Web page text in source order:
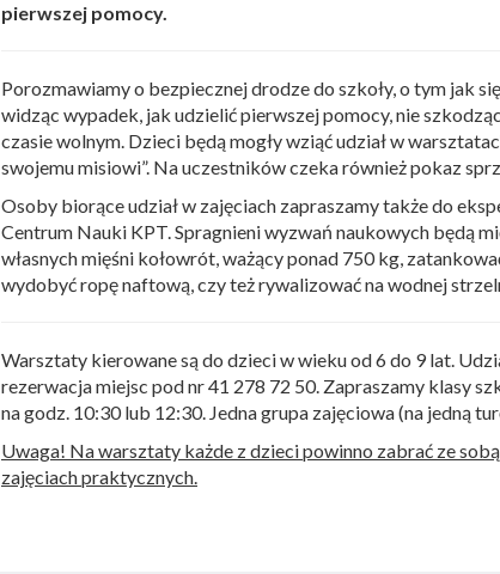
pierwszej pomocy.
Porozmawiamy o bezpiecznej drodze do szkoły, o tym jak
widząc wypadek, jak udzielić pierwszej pomocy, nie
czasie wolnym. Dzieci będą mogły wziąć udział w
swojemu misiowi”. Na uczestników czeka również pokaz
Osoby biorące udział w zajęciach zapraszamy także do
Centrum Nauki KPT. Spragnieni wyzwań naukowych będą
własnych mięśni kołowrót, ważący ponad 750 kg,
wydobyć ropę naftową, czy też rywalizować na wodnej
Warsztaty kierowane są do dzieci w wieku od 6 do 9 lat.
rezerwacja miejsc pod nr 41 278 72 50. Zapraszamy klasy
na godz. 10:30 lub 12:30. Jedna grupa zajęciowa (na jedną
Uwaga! Na warsztaty każde z dzieci powinno zabrać ze
zajęciach praktycznych.